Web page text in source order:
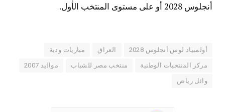
أنجلوس 2028 أو على مستوى المنتخب الأول.
أولمبياد لوس أنجلوس 2028 العراق مباريات ودية
مركز المنتخبات الوطنية منتخب مصر للشباب مواليد 2007
وائل رياض